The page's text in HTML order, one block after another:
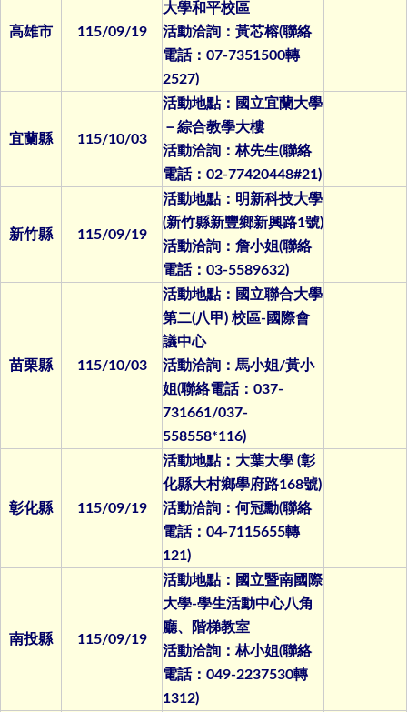
高雄市 115/09/19
大學和平校區
活動洽詢：黃芯榕(聯絡
電話：07-7351500轉
2527)
宜蘭縣 115/10/03
活動地點：國立宜蘭大學
－綜合教學大樓
活動洽詢：林先生(聯絡
電話：02-77420448#21)
新竹縣 115/09/19
活動地點：明新科技大學
(新竹縣新豐鄉新興路1號)
活動洽詢：詹小姐(聯絡
電話：03-5589632)
苗栗縣 115/10/03
活動地點：國立聯合大學
第二(八甲) 校區-國際會
議中心
活動洽詢：馬小姐/黃小
姐(聯絡電話：037-
731661/037-
558558*116)
彰化縣 115/09/19
活動地點：大葉大學 (彰
化縣大村鄉學府路168號)
活動洽詢：何冠勳(聯絡
電話：04-7115655轉
121)
南投縣 115/09/19
活動地點：國立暨南國際
大學-學生活動中心八角
廳、階梯教室
活動洽詢：林小姐(聯絡
電話：049-2237530轉
1312)